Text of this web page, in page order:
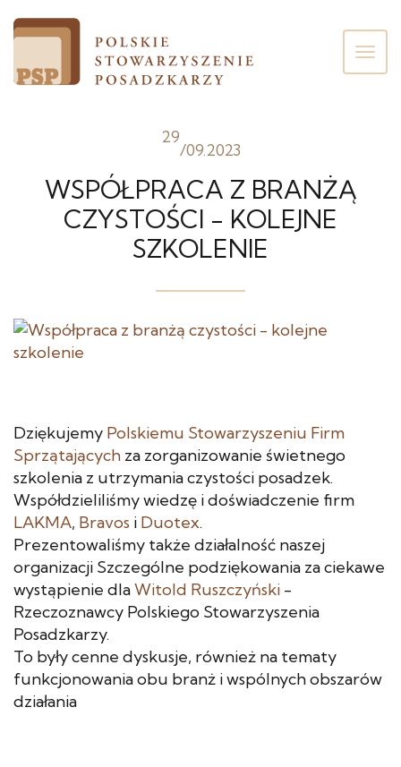
29
/09.2023
WSPÓŁPRACA Z BRANŻĄ
CZYSTOŚCI - KOLEJNE
SZKOLENIE
Dziękujemy Polskiemu Stowarzyszeniu Firm
Sprzątających za zorganizowanie świetnego
szkolenia z utrzymania czystości posadzek.
Współdzieliliśmy wiedzę i doświadczenie firm
LAKMA, Bravos i Duotex.
Prezentowaliśmy także działalność naszej
organizacji Szczególne podziękowania za ciekawe
wystąpienie dlaWitold Ruszczyński -
Rzeczoznawcy Polskiego Stowarzyszenia
Posadzkarzy.
To były cenne dyskusje, również na tematy
funkcjonowania obu branż i wspólnych obszarów
działania